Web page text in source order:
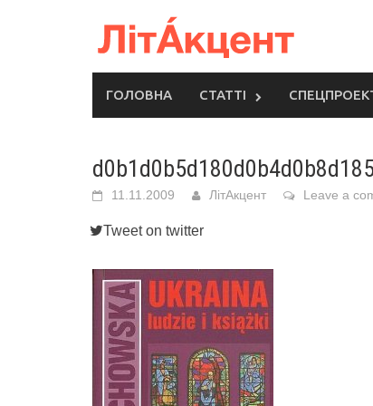
ГОЛОВНА СТАТТІ
11.11.2009 ЛітАкцент Leave a
Tweet on twitter